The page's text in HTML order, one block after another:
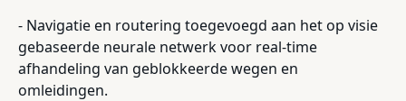
- Navigatie en routering toegevoegd aan het op visie
gebaseerde neurale netwerk voor real-time
afhandeling van geblokkeerde wegen en
omleidingen.